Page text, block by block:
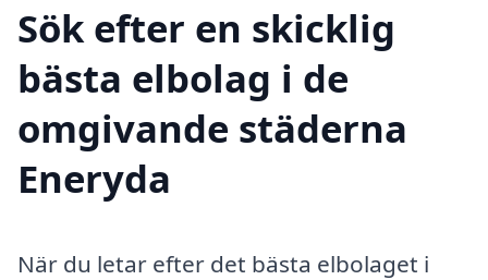
Sök efter en skicklig
bästa elbolag i de
omgivande städerna
Eneryda
När du letar efter det bästa elbolaget i